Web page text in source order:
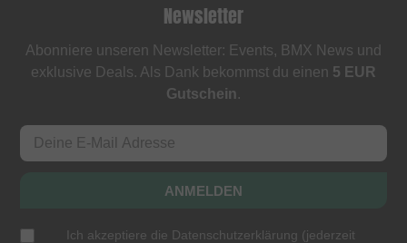
Newsletter
Abonniere unseren Newsletter: Events, BMX News und
exklusive Deals. Als Dank bekommst du einen 5 EUR
Gutschein.
ANMELDEN
Ich akzeptiere die Datenschutzerklärung (jederzeit